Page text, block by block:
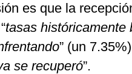
es que la
tasas históricamente
” (un
se recuperó”.